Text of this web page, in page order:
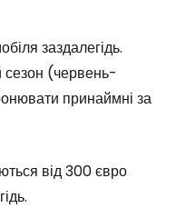
заздалегідь.
(червень-
принаймні за
від 300 євро